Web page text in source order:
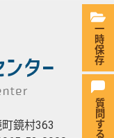
鏡村363
一時保存